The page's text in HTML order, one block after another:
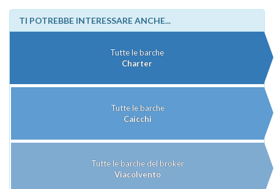
TI POTREBBE INTERESSARE ANCHE...
Tutte le barche
Charter
Tutte le barche
Caicchi
Tutte le barche del broker
Viacolvento